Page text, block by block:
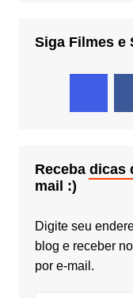
Siga Filmes e
Receba dicas
mail :)
Digite seu
blog e receber
por e-mail.